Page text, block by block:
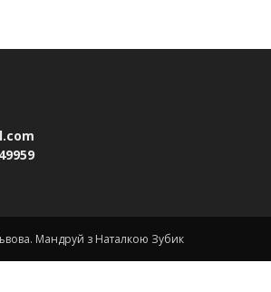
Мандруй з Наталкою Зубик